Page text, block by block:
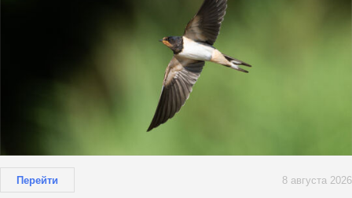
Перейти 8 августа 2026